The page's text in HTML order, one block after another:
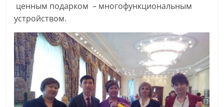
ценным подарком – многофункциональным
устройством.